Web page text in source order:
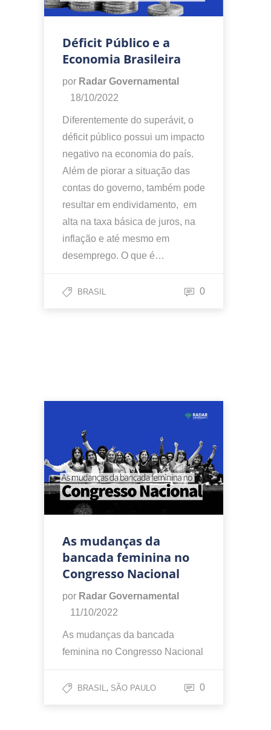
Déficit Público e a
Economia Brasileira
por Radar Governamental
18/10/2022
Diferentemente do superávit, o
déficit público possui um impacto
negativo na economia do país.
Além de piorar a situação das
contas do governo, também pode
resultar em endividamento, em
alta na taxa básica de juros, na
inflação e até mesmo em
desemprego. O que é…
BRASIL 0
As mudanças da
bancada feminina no
Congresso Nacional
por Radar Governamental
11/10/2022
As mudanças da bancada
feminina no Congresso Nacional
BRASIL, SÃO PAULO 0